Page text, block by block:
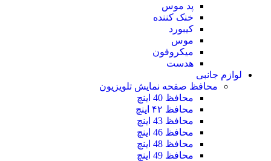
پد موس
خنک کننده
کیبورد
موس
میکروفون
هدست
لوازم جانبی
محافظ صفحه نمایش تلویزیون
محافظ 40 اینچ
محافظ ۴۲ اینچ
محافظ 43 اینچ
محافظ 46 اینچ
محافظ 48 اینچ
محافظ 49 اینچ